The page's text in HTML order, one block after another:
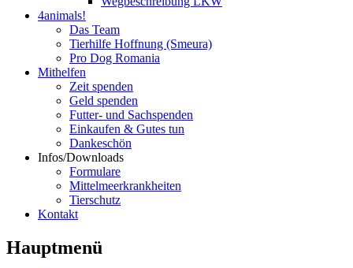
4animals!
Das Team
Tierhilfe Hoffnung (Smeura)
Pro Dog Romania
Mithelfen
Zeit spenden
Geld spenden
Futter- und Sachspenden
Einkaufen & Gutes tun
Dankeschön
Infos/Downloads
Formulare
Mittelmeerkrankheiten
Tierschutz
Kontakt
Hauptmenü